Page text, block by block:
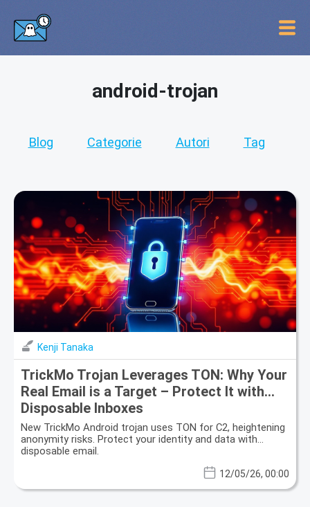
android-trojan
Blog Categorie Autori Tag
Kenji Tanaka
TrickMo Trojan Leverages TON: Why Your
Real Email is a Target – Protect It with
Disposable Inboxes
New TrickMo Android trojan uses TON for C2, heightening
anonymity risks. Protect your identity and data with
disposable email.
12/05/26, 00:00